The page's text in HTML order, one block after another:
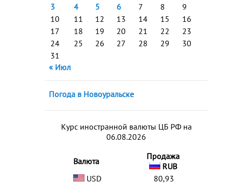
3
4 5 6 7 8
9
10
11 12 13 14 15
16
17
18 19 20 21 22
23
24
25 26 27 28 29
30
31
« Июл
Погода в Новоуральске
Курс иностранной валюты ЦБ РФ на
06.08.2026
Валюта
Продажа
RUB
USD
80,93